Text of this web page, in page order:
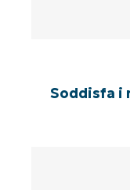
Soddisfa i